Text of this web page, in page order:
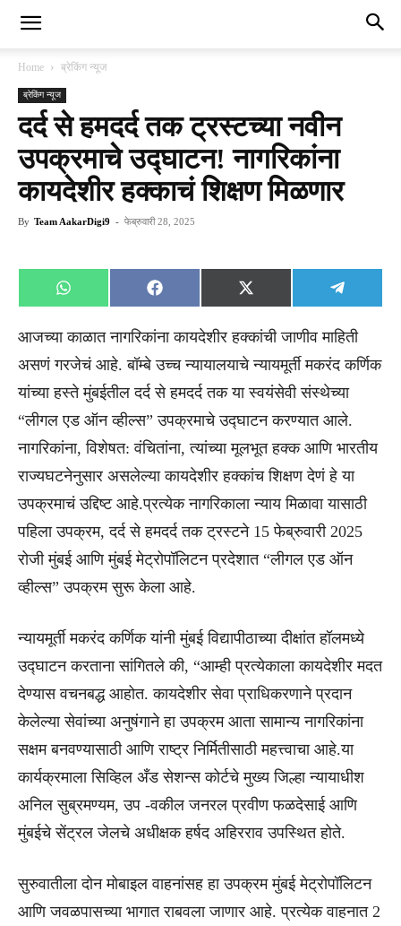
Home ब्रेकिंग न्यूज
ब्रेकिंग न्यूज
दर्द से हमदर्द तक ट्रस्टच्या नवीन
उपक्रमाचे उद्घाटन! नागरिकांना
कायदेशीर हक्काचं शिक्षण मिळणार
By Team AakarDigi9 - फेब्रुवारी 28, 2025
Share
on
WhatsApp
Share
on
Facebook
Share
on
X
(Twitter)
Share
on
आजच्या काळात नागरिकांना कायदेशीर हक्कांची जाणीव माहिती
असणं गरजेचं आहे. बॉम्बे उच्च न्यायालयाचे न्यायमूर्ती मकरंद कर्णिक
यांच्या हस्ते मुंबईतील दर्द से हमदर्द तक या स्वयंसेवी संस्थेच्या
“लीगल एड ऑन व्हील्स” उपक्रमाचे उद्घाटन करण्यात आले.
नागरिकांना, विशेषत: वंचितांना, त्यांच्या मूलभूत हक्क आणि भारतीय
राज्यघटनेनुसार असलेल्या कायदेशीर हक्कांच शिक्षण देणं हे या
उपक्रमाचं उद्दिष्ट आहे.प्रत्येक नागरिकाला न्याय मिळावा यासाठी
पहिला उपक्रम, दर्द से हमदर्द तक ट्रस्टने 15 फेब्रुवारी 2025
रोजी मुंबई आणि मुंबई मेट्रोपॉलिटन प्रदेशात “लीगल एड ऑन
व्हील्स” उपक्रम सुरू केला आहे.
न्यायमूर्ती मकरंद कर्णिक यांनी मुंबई विद्यापीठाच्या दीक्षांत हॉलमध्ये
उद्घाटन करताना सांगितले की, “आम्ही प्रत्येकाला कायदेशीर मदत
देण्यास वचनबद्ध आहोत. कायदेशीर सेवा प्राधिकरणाने प्रदान
केलेल्या सेवांच्या अनुषंगाने हा उपक्रम आता सामान्य नागरिकांना
सक्षम बनवण्यासाठी आणि राष्ट्र निर्मितीसाठी महत्त्वाचा आहे.या
कार्यक्रमाला सिव्हिल अँड सेशन्स कोर्टचे मुख्य जिल्हा न्यायाधीश
अनिल सुब्रमण्यम, उप -वकील जनरल प्रवीण फळदेसाई आणि
मुंबईचे सेंट्रल जेलचे अधीक्षक हर्षद अहिरराव उपस्थित होते.
सुरुवातीला दोन मोबाइल वाहनांसह हा उपक्रम मुंबई मेट्रोपॉलिटन
आणि जवळपासच्या भागात राबवला जाणार आहे. प्रत्येक वाहनात 2